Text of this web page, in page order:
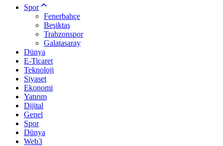
Spor
Fenerbahçe
Beşiktaş
Trabzonspor
Galatasaray
Dünya
E-Ticaret
Teknoloji
Siyaset
Ekonomi
Yatırım
Dijital
Genel
Spor
Dünya
Web3